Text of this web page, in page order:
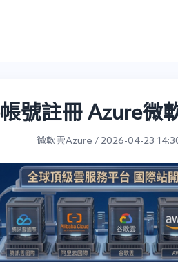
號註冊 Azure微
微軟雲Azure / 2026-04-23